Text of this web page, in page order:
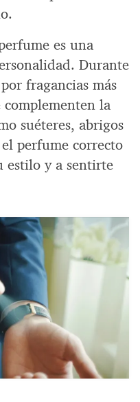
es una
Durante
fragancias más
complementen la
suéteres, abrigos
perfume correcto
estilo y a sentirte